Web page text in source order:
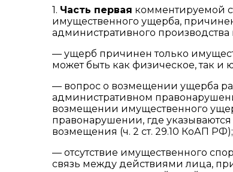
1. Часть первая комментируемой
имущественного ущерба,
административного
— ущерб причинен только
может быть как физическое, так и
— вопрос о возмещении ущерба
административном
возмещении имущественного
правонарушении, где
возмещения (ч. 2 ст. 29.10 КоАП РФ);
— отсутствие имущественного
связь между действиями лица,